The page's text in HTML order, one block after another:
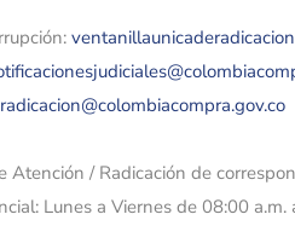
Atención / Radicación de
Lunes a Viernes de 08:00 a.m.